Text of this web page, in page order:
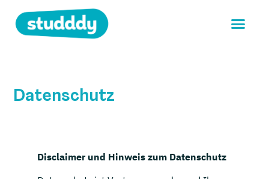
Datenschutz
Disclaimer und Hinweis zum Datenschutz